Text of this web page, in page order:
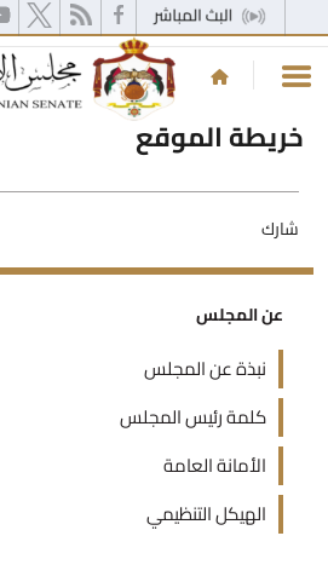
خريطة الموقع
شارك
عن المجلس
نبذة عن المجلس
كلمة رئيس المجلس
الأمانة العامة
الهيكل التنظيمي